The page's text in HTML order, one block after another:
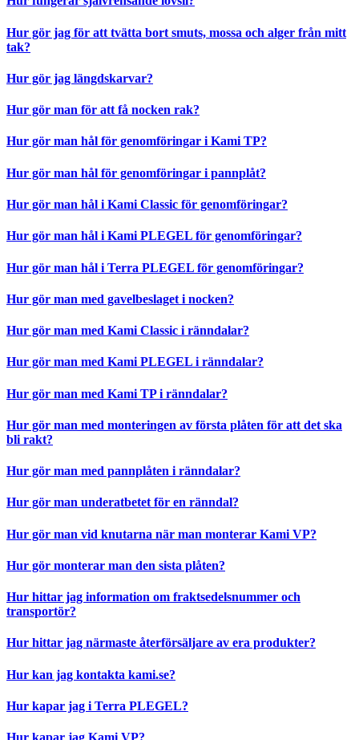
Hur gör jag för att tvätta bort smuts, mossa och alger från mitt
tak?
Hur gör jag längdskarvar?
Hur gör man för att få nocken rak?
Hur gör man hål för genomföringar i Kami TP?
Hur gör man hål för genomföringar i pannplåt?
Hur gör man hål i Kami Classic för genomföringar?
Hur gör man hål i Kami PLEGEL för genomföringar?
Hur gör man hål i Terra PLEGEL för genomföringar?
Hur gör man med gavelbeslaget i nocken?
Hur gör man med Kami Classic i ränndalar?
Hur gör man med Kami PLEGEL i ränndalar?
Hur gör man med Kami TP i ränndalar?
Hur gör man med monteringen av första plåten för att det ska
bli rakt?
Hur gör man med pannplåten i ränndalar?
Hur gör man underatbetet för en ränndal?
Hur gör man vid knutarna när man monterar Kami VP?
Hur gör monterar man den sista plåten?
Hur hittar jag information om fraktsedelsnummer och
transportör?
Hur hittar jag närmaste återförsäljare av era produkter?
Hur kan jag kontakta kami.se?
Hur kapar jag i Terra PLEGEL?